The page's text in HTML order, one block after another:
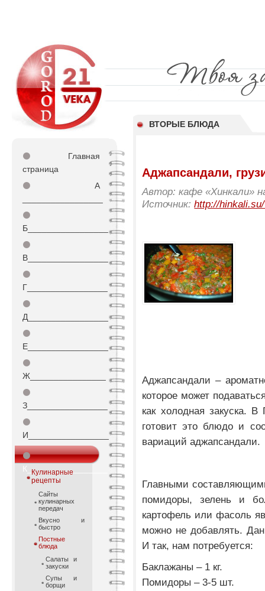
ВТОРЫЕ БЛЮДА
⚫
Главная
страница
⚫
А
⚫
Б_________________
⚫
В_________________
⚫
Г_________________
⚫
Д_________________
⚫
Е_________________
⚫
Ж________________
⚫
З_________________
⚫
И_________________
⚫
К_________________
Кулинарные
рецепты
Сайты
кулинарных
передач
Вкусно и
быстро
Постные
блюда
Салаты и
закуски
Супы и
борщи
Аджапсандали,
Автор: кафе «Хинкали»
Источник:http://
Аджапсандали –
которое может
как холодная закуска.
готовит это блюдо и
вариаций аджапсандали.
Главными
помидоры, зелень и
картофель или фасоль
можно не добавлять.
И так, нам потребуется:
Баклажаны – 1 кг.
Помидоры – 3-5 шт.